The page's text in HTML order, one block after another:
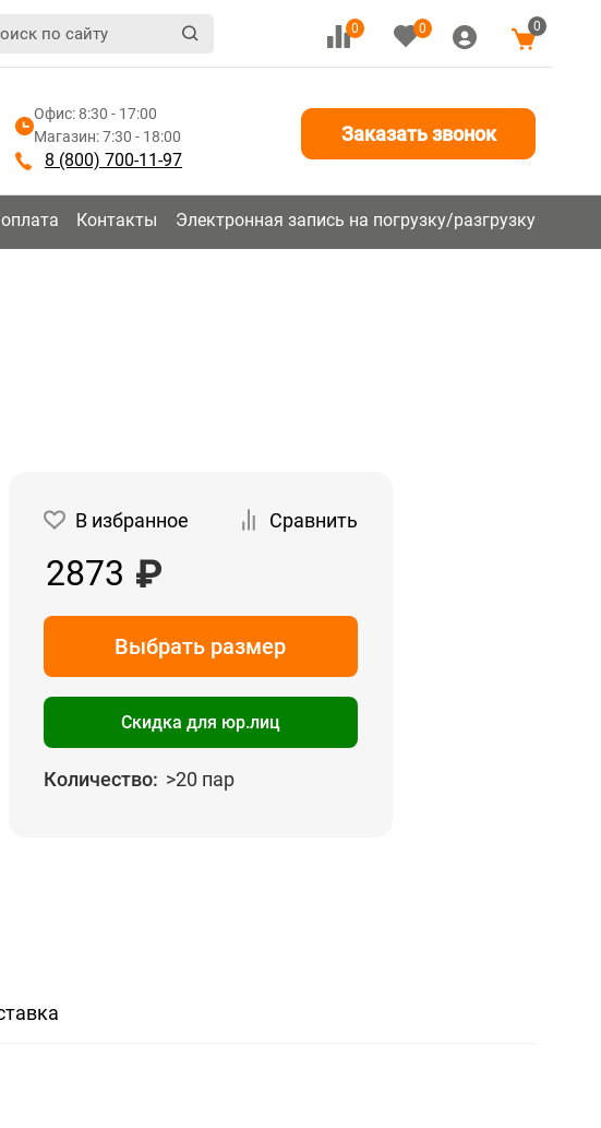
0 0 0
Офис: 8:30 - 17:00
Магазин: 7:30 - 18:00
8 (800) 700-11-97
Заказать звонок
Контакты Электронная запись на погрузку/разгрузку
В избранное Сравнить
2873
Выбрать размер
Скидка для юр.лиц
Количество: >20 пар